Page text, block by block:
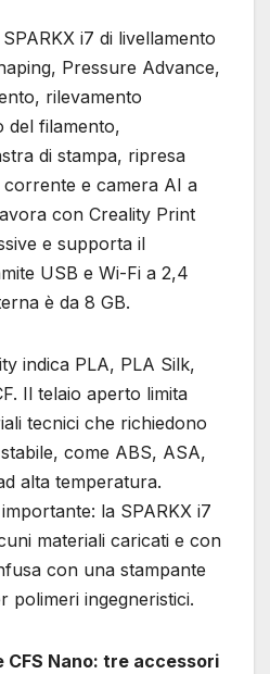
i7 di livellamento
Pressure Advance,
rilevamento
del filamento,
di stampa, ripresa
e camera AI a
con Creality Print
e supporta il
USB e Wi-Fi a 2,4
è da 8 GB.
indica PLA, PLA Silk,
Il telaio aperto limita
tecnici che richiedono
come ABS, ASA,
alta temperatura.
la SPARKX i7
materiali caricati e con
con una stampante
polimeri ingegneristici.
CFS Nano: tre accessori